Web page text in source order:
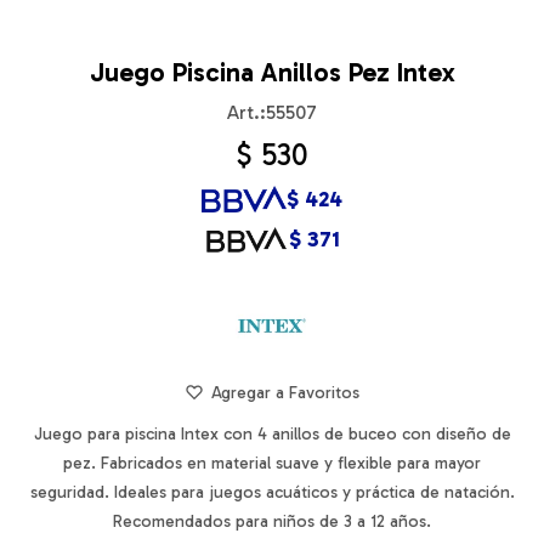
Juego Piscina Anillos Pez Intex
55507
$ 530
$ 371
$ 424
Juego para piscina Intex con 4 anillos de buceo con diseño de
pez. Fabricados en material suave y flexible para mayor
seguridad. Ideales para juegos acuáticos y práctica de natación.
Recomendados para niños de 3 a 12 años.